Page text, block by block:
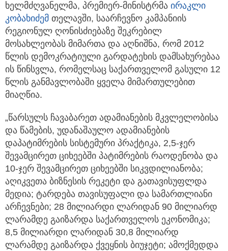
ხელმძღვანელმა, პრემიერ-მინისტრმა ირაკლი
კობახიძემ თელავში, საარჩევნო კამპანიის
რეგიონულ ღონისძიებაზე შეკრებილ
მოსახლეობას მიმართა და აღნიშნა, რომ 2012
წლის დემოკრატიული გარდატეხის დამსახურებაა
ის წინსვლა, რომელსაც საქართველომ გასული 12
წლის განმავლობაში ყველა მიმართულებით
მიაღწია.
„წარსულს ჩავაბარეთ ადამიანების მკვლელობისა
და წამების, უდანაშაულო ადამიანების
დაპატიმრების სისტემური პრაქტიკა, 2,5-ჯერ
შევამცირეთ ციხეებში პატიმრების რაოდენობა და
10-ჯერ შევამცირეთ ციხეებში სიკვდილიანობა;
აღიკვეთა ბიზნესის რეკეტი და გათავისუფლდა
მედია; ტარდება თავისუფალი და სამართლიანი
არჩევნები; 28 მილიარდი ლარიდან 90 მილიარდ
ლარამდე გაიზარდა საქართველოს ეკონომიკა;
8,5 მილიარდი ლარიდან 30,8 მილიარდ
ლარამდე გაიზარდა ქვეყნის ბიუჯეტი; ამოქმედდა